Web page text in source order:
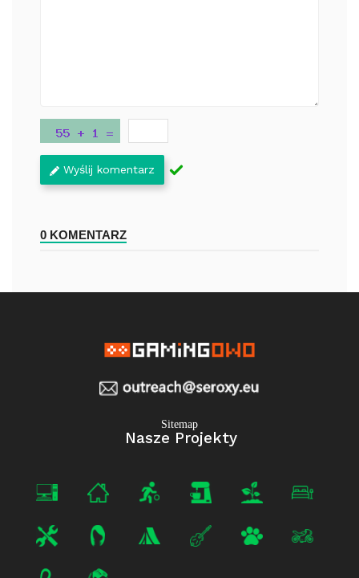
Wyślij komentarz
0 KOMENTARZ
Sitemap
Nasze Projekty